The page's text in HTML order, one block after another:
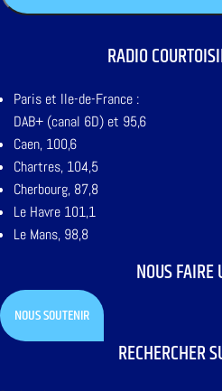
RADIO
Paris et Ile-de-France :
DAB+ (canal 6D) et 95,6
Caen, 100,6
Chartres, 104,5
Cherbourg, 87,8
Le Havre 101,1
Le Mans, 98,8
NOUS FAIRE
NOUS SOUTENIR
RECHERCHER